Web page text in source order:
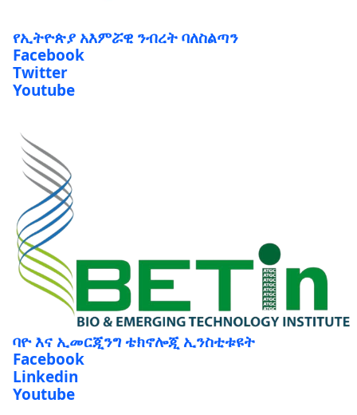
የኢትዮጵያ አእምሯዊ ንብረት ባለስልጣን
Facebook
Twitter
Youtube
ባዮ እና ኢመርጂንግ ቴክኖሎጂ ኢንስቲቱዩት
Facebook
Linkedin
Youtube